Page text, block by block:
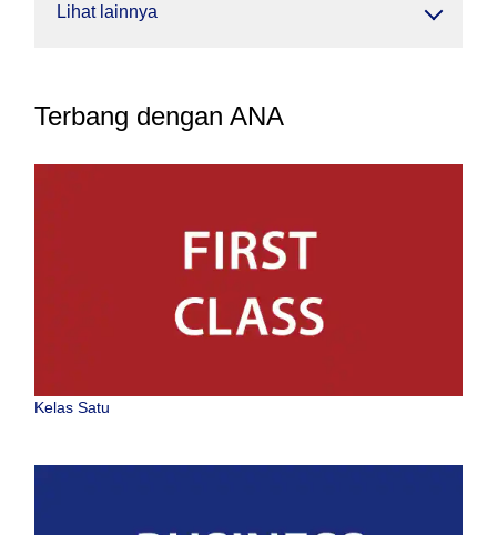
Lihat lainnya
Terbang dengan ANA
Kelas Satu